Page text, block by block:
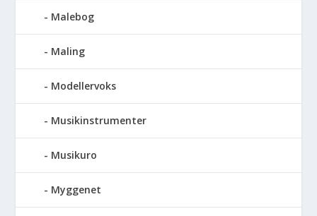
Malebog
Maling
Modellervoks
Musikinstrumenter
Musikuro
Myggenet